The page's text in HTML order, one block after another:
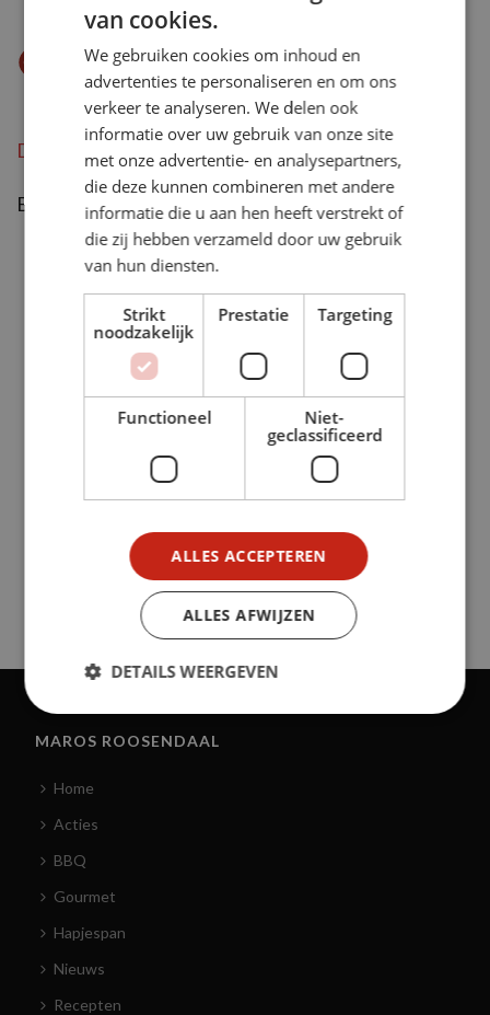
verdeel over de stoof.
Eet smakelijk
Download als pdf
Bron: Albert Heijn
BEKIJK ONZE ACTIES
MAROS ROOSENDAAL
Home
Acties
BBQ
Gourmet
Hapjespan
Nieuws
Recepten
van cookies.
We gebruiken cookies om inhoud en
advertenties te personaliseren en om ons
verkeer te analyseren. We delen ook
informatie over uw gebruik van onze site
met onze advertentie- en analysepartners,
die deze kunnen combineren met andere
informatie die u aan hen heeft verstrekt of
die zij hebben verzameld door uw gebruik
van hun diensten.
Strikt
noodzakelijk
Prestatie Targeting
Functioneel
Niet-
geclassificeerd
ALLES ACCEPTEREN
ALLES AFWIJZEN
DETAILS WEERGEVEN